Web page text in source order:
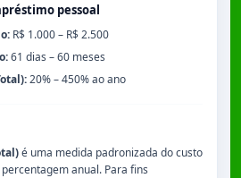
pessoal
R$ 1.000 – R$ 2.500
61 dias – 60 meses
20% – 450% ao ano
é uma medida padronizada do custo
anual. Para fins